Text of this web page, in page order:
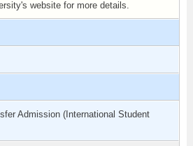
website for more details.
Admission (International Student